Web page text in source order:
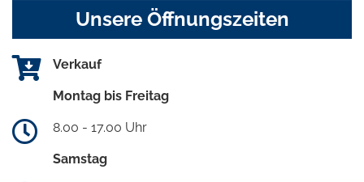
Unsere Öffnungszeiten
Verkauf
Montag bis Freitag
8.00 - 17.00 Uhr
Samstag